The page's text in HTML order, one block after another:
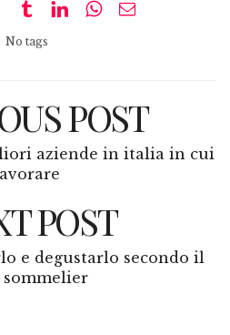
No tags
POST
aziende in italia in cui
POST
e degustarlo secondo il
sommelier